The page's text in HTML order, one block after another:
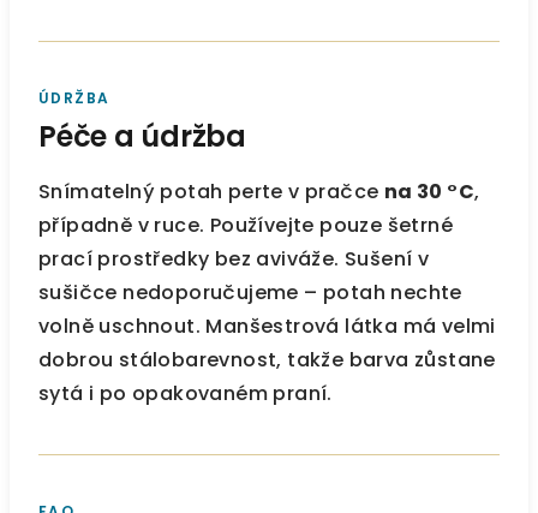
ÚDRŽBA
Péče a údržba
Snímatelný potah perte v pračce na 30 °C,
případně v ruce. Používejte pouze šetrné
prací prostředky bez aviváže. Sušení v
sušičce nedoporučujeme – potah nechte
volně uschnout. Manšestrová látka má velmi
dobrou stálobarevnost, takže barva zůstane
sytá i po opakovaném praní.